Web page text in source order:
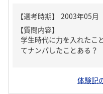
【質問内容】
学生時代に力を入れたこ
てナンパしたことある？
体験記